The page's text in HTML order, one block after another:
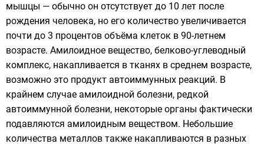
мышцы — обычно он отсутствует до 10 лет после
рождения человека, но его количество увеличивается
почти до 3 процентов объёма клеток в 90-летнем
возрасте. Амилоидное вещество, белково-углеводный
комплекс, накапливается в тканях в среднем возрасте,
возможно это продукт автоиммунных реакций. В
крайнем случае амилоидной болезни, редкой
автоиммунной болезни, некоторые органы фактически
подавляются амилоидным веществом. Небольшие
количества металлов также накапливаются в разных